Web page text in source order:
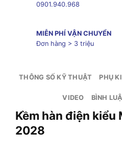
0901.940.968
MIỄN PHÍ VẬN CHUYỂN
Đơn hàng > 3 triệu
THÔNG SỐ KỸ THUẬT PHỤ
VIDEO BÌNH
Kềm hàn điện kiểu
2028